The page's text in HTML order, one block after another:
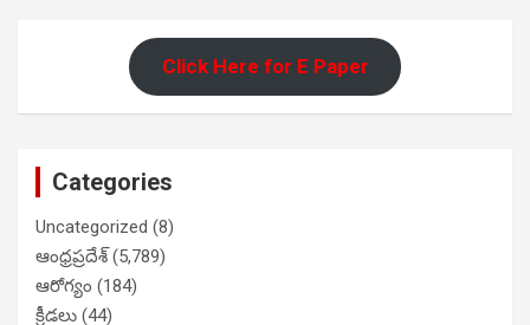
Click Here for E Paper
Categories
Uncategorized (8)
ఆంధ్రప్రదేశ్(5,789)
ఆరోగ్యం (184)
క్రీడలు (44)